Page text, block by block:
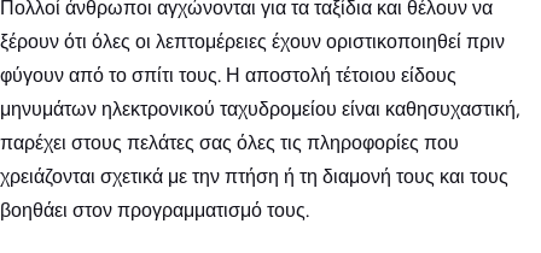
Πολλοί άνθρωποι αγχώνονται για τα ταξίδια και θέλουν να
ξέρουν ότι όλες οι λεπτομέρειες έχουν οριστικοποιηθεί πριν
φύγουν από το σπίτι τους. Η αποστολή τέτοιου είδους
μηνυμάτων ηλεκτρονικού ταχυδρομείου είναι καθησυχαστική,
παρέχει στους πελάτες σας όλες τις πληροφορίες που
χρειάζονται σχετικά με την πτήση ή τη διαμονή τους και τους
βοηθάει στον προγραμματισμό τους.